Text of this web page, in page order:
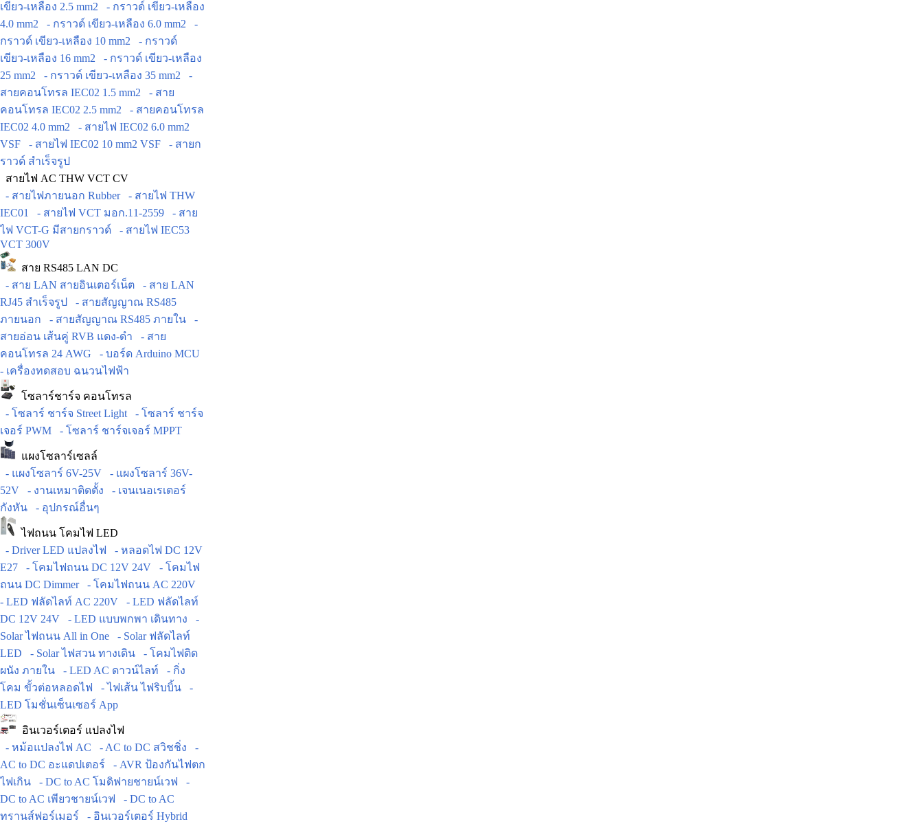
เขียว-เหลือง 2.5 mm2
- กราวด์ เขียว-เหลือง
4.0 mm2
- กราวด์ เขียว-เหลือง 6.0 mm2
-
กราวด์ เขียว-เหลือง 10 mm2
- กราวด์
เขียว-เหลือง 16 mm2
- กราวด์ เขียว-เหลือง
25 mm2
- กราวด์ เขียว-เหลือง 35 mm2
-
สายคอนโทรล IEC02 1.5 mm2
- สาย
คอนโทรล IEC02 2.5 mm2
- สายคอนโทรล
IEC02 4.0 mm2
- สายไฟ IEC02 6.0 mm2
VSF
- สายไฟ IEC02 10 mm2 VSF
- สายก
ราวด์ สำเร็จรูป
สายไฟ AC THW VCT CV
- สายไฟภายนอก Rubber
- สายไฟ THW
IEC01
- สายไฟ VCT มอก.11-2559
- สาย
ไฟ VCT-G มีสายกราวด์
- สายไฟ IEC53
VCT 300V
สาย RS485 LAN DC
- สาย LAN สายอินเตอร์เน็ต
- สาย LAN
RJ45 สำเร็จรูป
- สายสัญญาณ RS485
ภายนอก
- สายสัญญาณ RS485 ภายใน
-
สายอ่อน เส้นคู่ RVB แดง-ดำ
- สาย
คอนโทรล 24 AWG
- บอร์ด Arduino MCU
- เครื่องทดสอบ ฉนวนไฟฟ้า
โซลาร์ชาร์จ คอนโทรล
- โซลาร์ ชาร์จ Street Light
- โซลาร์ ชาร์จ
เจอร์ PWM
- โซลาร์ ชาร์จเจอร์ MPPT
แผงโซลาร์เซลล์
- แผงโซลาร์ 6V-25V
- แผงโซลาร์ 36V-
52V
- งานเหมาติดตั้ง
- เจนเนอเรเตอร์
กังหัน
- อุปกรณ์อื่นๆ
ไฟถนน โคมไฟ LED
- Driver LED แปลงไฟ
- หลอดไฟ DC 12V
E27
- โคมไฟถนน DC 12V 24V
- โคมไฟ
ถนน DC Dimmer
- โคมไฟถนน AC 220V
- LED ฟลัดไลท์ AC 220V
- LED ฟลัดไลท์
DC 12V 24V
- LED แบบพกพา เดินทาง
-
Solar ไฟถนน All in One
- Solar ฟลัดไลท์
LED
- Solar ไฟสวน ทางเดิน
- โคมไฟติด
ผนัง ภายใน
- LED AC ดาวน์ไลท์
- กิ่ง
โคม ขั้วต่อหลอดไฟ
- ไฟเส้น ไฟริบบิ้น
-
LED โมชั่นเซ็นเซอร์ App
อินเวอร์เตอร์ แปลงไฟ
- หม้อแปลงไฟ AC
- AC to DC สวิชชิ่ง
-
AC to DC อะแดปเตอร์
- AVR ป้องกันไฟตก
ไฟเกิน
- DC to AC โมดิฟายชายน์เวฟ
-
DC to AC เพียวชายน์เวฟ
- DC to AC
ทรานส์ฟอร์เมอร์
- อินเวอร์เตอร์ Hybrid